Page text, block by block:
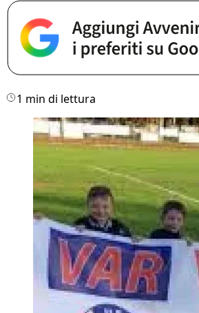
1 min di lettura